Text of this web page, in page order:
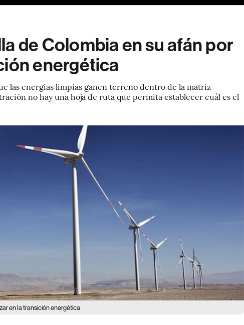
de Colombia en su afán por
energética
las energías limpias ganen terreno dentro de la matriz
no hay una hoja de ruta que permita establecer cuál es el
en la transición energética